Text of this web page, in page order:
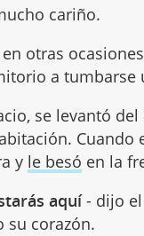
cariño.
otras
a tumbarse
se levantó del
Cuando
y le besó en la
aquí- dijo el
su corazón.